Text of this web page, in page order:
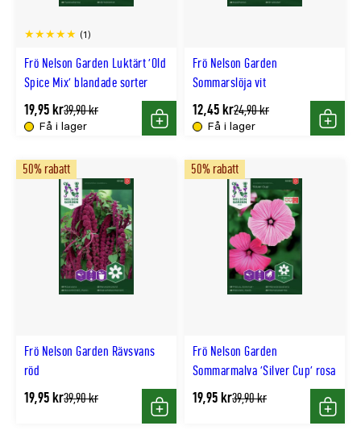
Frö Nelson Garden Luktärt 'Old
Spice Mix' blandade sorter
(1)
Få i lager
19,95 krTidligere
lägsta
pris
39,90 kr
Köp
Frö Nelson Garden
Sommarslöja vit
Få i lager
12,45 krTidligere
lägsta
pris
24,90 kr
Köp
Frö Nelson Garden Rävsvans
röd
50% rabatt
19,95 krTidligere
39,90 kr
Köp
Frö Nelson Garden
Sommarmalva 'Silver Cup' rosa
50% rabatt
19,95 krTidligere
39,90 kr
Köp